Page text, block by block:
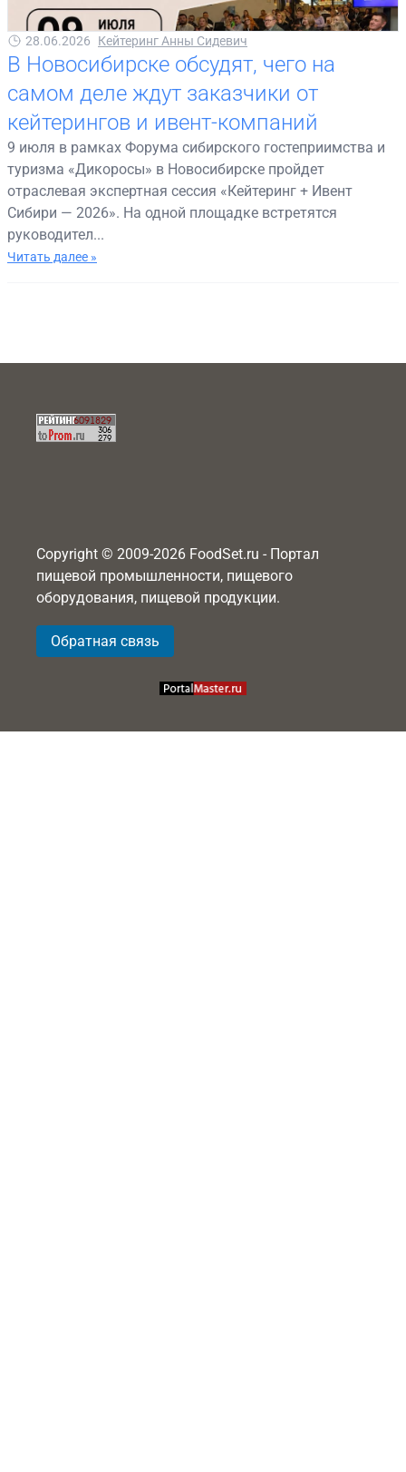
28.06.2026 Кейтеринг Анны Сидевич
В Новосибирске обсудят, чего на
самом деле ждут заказчики от
кейтерингов и ивент-компаний
9 июля в рамках Форума сибирского гостеприимства и
туризма «Дикоросы» в Новосибирске пройдет
отраслевая экспертная сессия «Кейтеринг + Ивент
Сибири — 2026». На одной площадке встретятся
руководител...
Читать далее »
Copyright © 2009-2026 FoodSet.ru - Портал
пищевой промышленности, пищевого
оборудования, пищевой продукции.
Обратная связь